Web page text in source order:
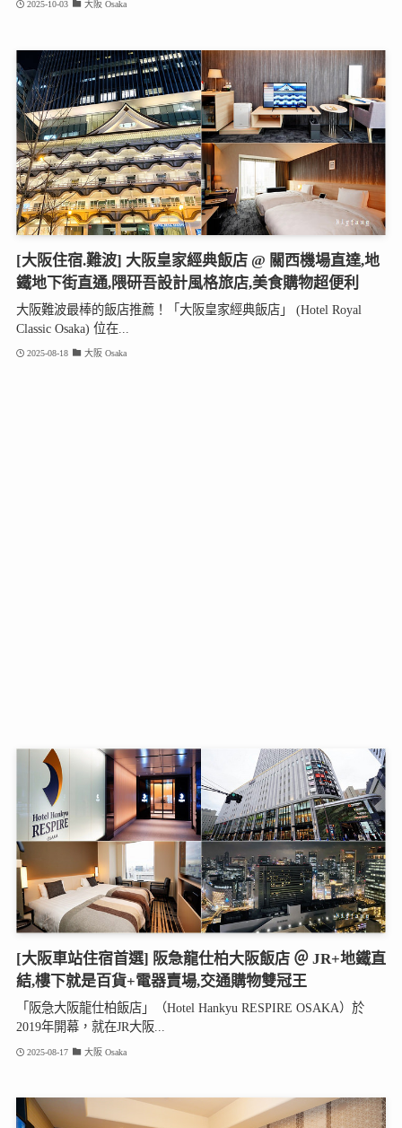
2025-10-03 大阪 Osaka
[大阪住宿.難波] 大阪皇家經典飯店 @ 關西機場直達,地
鐵地下街直通,隈研吾設計風格旅店,美食購物超便利
大阪難波最棒的飯店推薦！「大阪皇家經典飯店」 (Hotel Royal
Classic Osaka) 位在...
2025-08-18 大阪 Osaka
[大阪車站住宿首選] 阪急龍仕柏大阪飯店 ＠ JR+地鐵直
結,樓下就是百貨+電器賣場,交通購物雙冠王
「阪急大阪龍仕柏飯店」（Hotel Hankyu RESPIRE OSAKA）於
2019年開幕，就在JR大阪...
2025-08-17 大阪 Osaka